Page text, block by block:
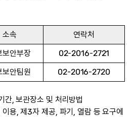
소속
연락처
보안부장
02-2016-2721
보안팀원 02-2016-2720
, 보관장소 및 처리방법
용, 제3자 제공, 파기, 열람 등 요구에